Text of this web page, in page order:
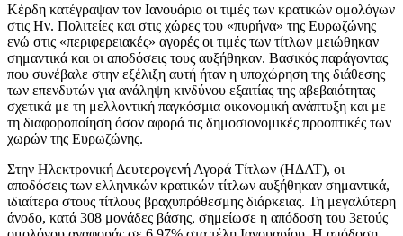
Κέρδη κατέγραψαν τον Ιανουάριο οι τιμές των κρατικών ομολόγων
στις Ην. Πολιτείες και στις χώρες του «πυρήνα» της Ευρωζώνης
ενώ στις «περιφερειακές» αγορές οι τιμές των τίτλων μειώθηκαν
σημαντικά και οι αποδόσεις τους αυξήθηκαν. Βασικός παράγοντας
που συνέβαλε στην εξέλιξη αυτή ήταν η υποχώρηση της διάθεσης
των επενδυτών για ανάληψη κινδύνου εξαιτίας της αβεβαιότητας
σχετικά με τη μελλοντική παγκόσμια οικονομική ανάπτυξη και με
τη διαφοροποίηση όσον αφορά τις δημοσιονομικές προοπτικές των
χωρών της Ευρωζώνης.
Στην Ηλεκτρονική Δευτερογενή Αγορά Τίτλων (ΗΔΑΤ), οι
αποδόσεις των ελληνικών κρατικών τίτλων αυξήθηκαν σημαντικά,
ιδιαίτερα στους τίτλους βραχυπρόθεσμης διάρκειας. Τη μεγαλύτερη
άνοδο, κατά 308 μονάδες βάσης, σημείωσε η απόδοση του 3ετούς